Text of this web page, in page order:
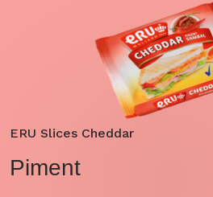
ERU Slices Cheddar
Piment